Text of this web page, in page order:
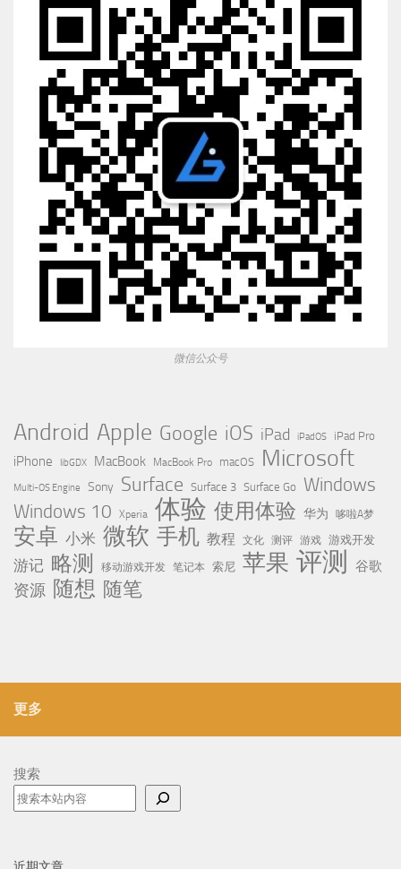
微信公众号
Android Apple Google iOS iPad iPadOS iPad Pro
iPhone libGDX MacBook MacBook Pro macOS Microsoft
Multi-OS Engine Sony Surface Surface 3 Surface Go Windows
Windows 10 Xperia 体验 使用体验 华为 哆啦A梦
安卓 小米 微软 手机 教程 文化 测评 游戏 游戏开发
游记 略测 移动游戏开发 笔记本 索尼 苹果 评测 谷歌
资源 随想 随笔
更多
搜索